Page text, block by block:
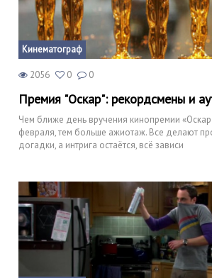
Кинематограф
2056 0 0
Премия "Оскар": рекордсмены и
Чем ближе день вручения кинопремии
февраля, тем больше ажиотаж. Все делают
догадки, а интрига остаётся, всё зависи